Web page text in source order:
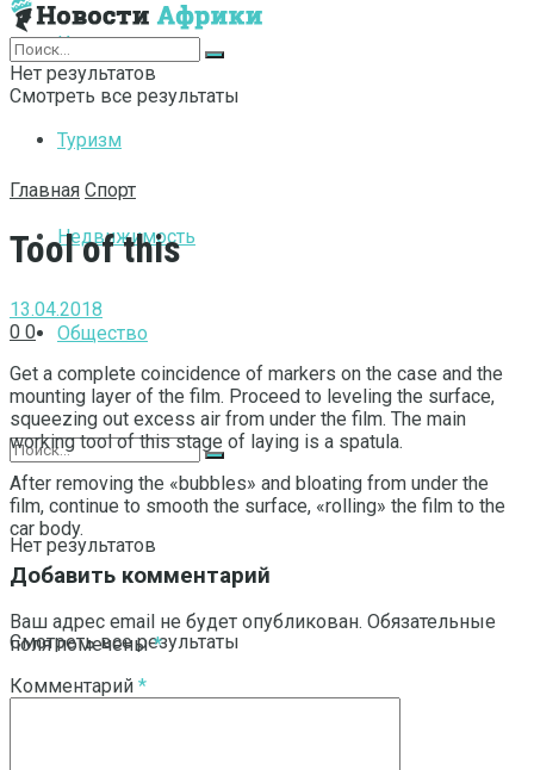
Интернет
Туризм
Недвижимость
Общество
Нет результатов
Смотреть все результаты
Нет результатов
Смотреть все результаты
Главная Спорт
Tool of this
13.04.2018
0 0
Get a complete coincidence of markers on the case and the
mounting layer of the film. Proceed to leveling the surface,
squeezing out excess air from under the film. The main
working tool of this stage of laying is a spatula.
After removing the «bubbles» and bloating from under the
film, continue to smooth the surface, «rolling» the film to the
car body.
Добавить комментарий
Ваш адрес email не будет опубликован. Обязательные
поля помечены*
Комментарий *